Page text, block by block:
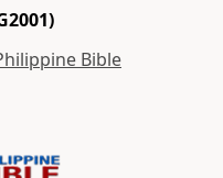
Bible